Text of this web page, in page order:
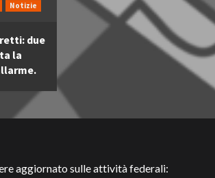
Notizie
due
la
aggiornato sulle attività federali: